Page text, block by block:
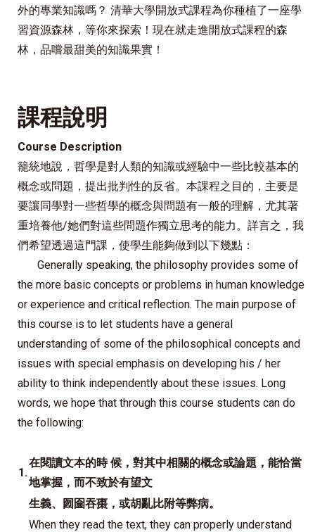
外的專業知識嗎？ 清華大學開放式課程為你種植了一座學
習資源森林，等你來探索！現在就走進開放式課程的森
林，品嚐最甜美的知識果實！
課程說明
Course Description
籠統地說，哲學是對人類的知識或經驗中一些比較基本的
概念或問題，提出批判性的反省。本課程之目的，主要是
要讓同學對一些哲學的概念與問題有一般的理解，尤其著
重培養他/她們對這些問題作獨立思考的能力。詳言之，我
們希望透過這門課，使學生能夠做到以下幾點：
Generally speaking, the philosophy provides some of
the more basic concepts or problems in human knowledge
or experience and critical reflection. The main purpose of
this course is to let students have a general
understanding of some of the philosophical concepts and
issues with special emphasis on developing his / her
ability to think independently about these issues. Long
words, we hope that through this course students can do
the following:
1.
在閱讀文本的時 候，對其中相關的概念或論題，能恰當
地掌握，而不致於有望文
生義、囫圇吞棗，或胡亂比附等弊病。
When they read the text, they can properly understand